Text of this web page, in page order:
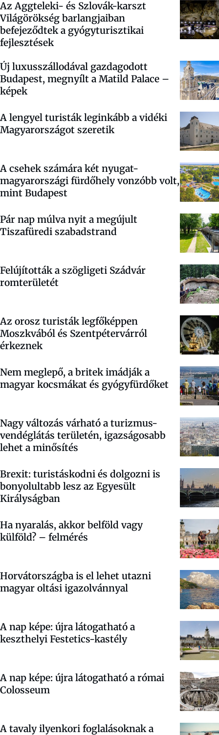
Az Aggteleki- és Szlovák-karszt
Világörökség barlangjaiban
befejeződtek a gyógyturisztikai
fejlesztések
Új luxusszállodával gazdagodott
Budapest, megnyílt a Matild Palace –
képek
A lengyel turisták leginkább a vidéki
Magyarországot szeretik
A csehek számára két nyugat-
magyarországi fürdőhely vonzóbb volt,
mint Budapest
Pár nap múlva nyit a megújult
Tiszafüredi szabadstrand
Felújították a szögligeti Szádvár
romterületét
Az orosz turisták legfőképpen
Moszkvából és Szentpétervárról
érkeznek
Nem meglepő, a britek imádják a
magyar kocsmákat és gyógyfürdőket
Nagy változás várható a turizmus-
vendéglátás területén, igazságosabb
lehet a minősítés
Brexit: turistáskodni és dolgozni is
bonyolultabb lesz az Egyesült
Királyságban
Ha nyaralás, akkor belföld vagy
külföld? – felmérés
Horvátországba is el lehet utazni
magyar oltási igazolvánnyal
A nap képe: újra látogatható a
keszthelyi Festetics-kastély
A nap képe: újra látogatható a római
Colosseum
A tavaly ilyenkori foglalásoknak a